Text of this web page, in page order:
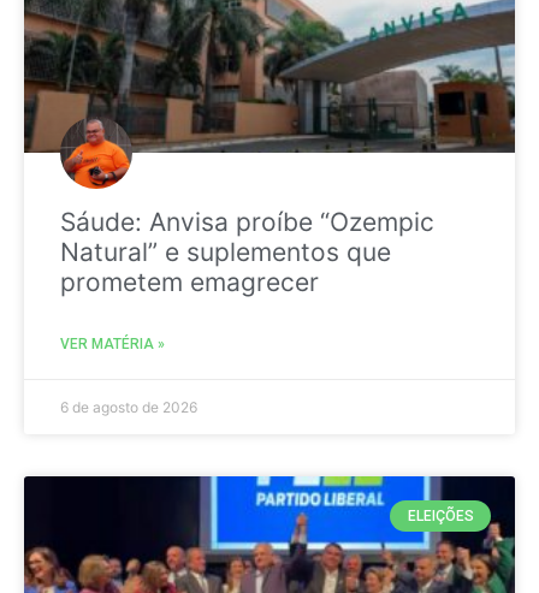
Sáude: Anvisa proíbe “Ozempic
Natural” e suplementos que
prometem emagrecer
VER MATÉRIA »
6 de agosto de 2026
ELEIÇÕES